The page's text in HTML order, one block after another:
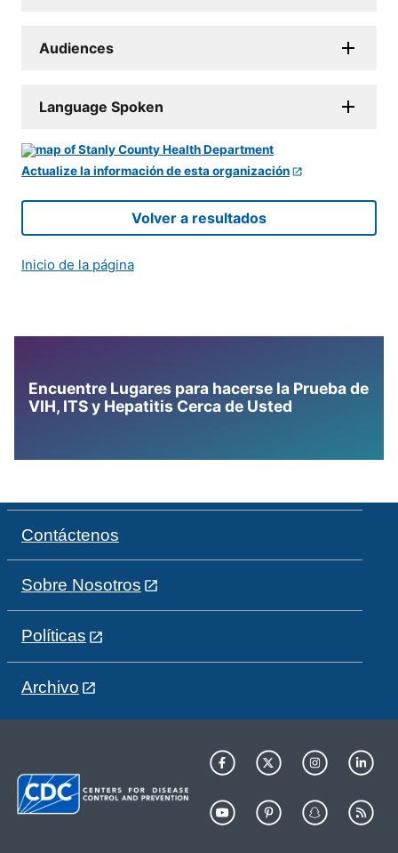
Audiences
Language Spoken
Actualize la información de esta organización
Volver a resultados
Inicio de la página
Encuentre Lugares para hacerse la Prueba de
VIH, ITS y Hepatitis Cerca de Usted
Contáctenos
Sobre Nosotros
Políticas
Archivo